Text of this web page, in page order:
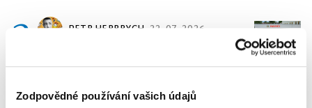
Zodpovědné používání vašich údajů
2 PETR HERBRYCH 22. 07. 2026